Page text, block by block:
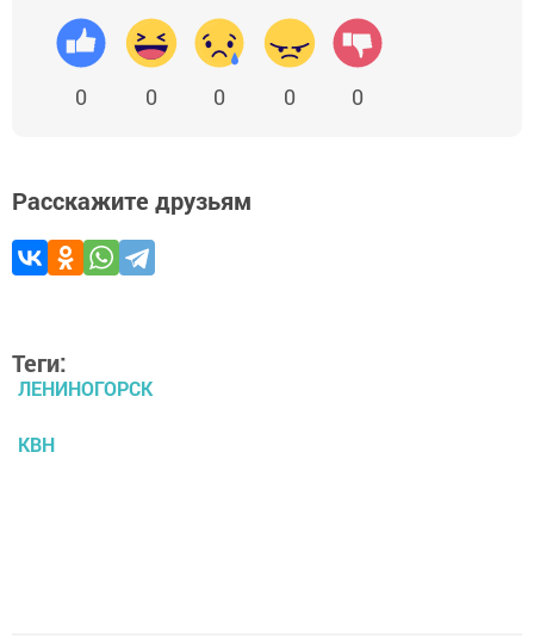
0 0 0 0 0
Расскажите друзьям
Теги:
ЛЕНИНОГОРСК
КВН